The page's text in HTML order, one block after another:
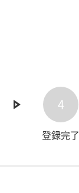
4
登録完了